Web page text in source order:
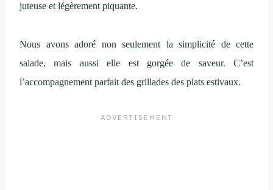
juteuse et légèrement piquante.
Nous avons adoré non seulement la simplicité de cette
salade, mais aussi elle est gorgée de saveur. C’est
l’accompagnement parfait des grillades des plats estivaux.